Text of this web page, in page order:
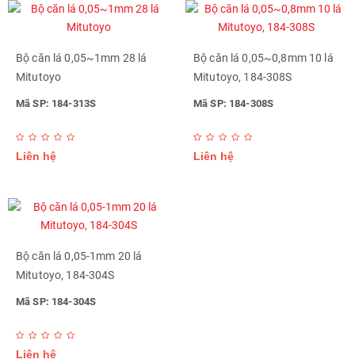
Bộ căn lá 0,05~1mm 28 lá
Mitutoyo
Mã SP: 184-313S
Liên hệ
Bộ căn lá 0,05~0,8mm 10 lá
Mitutoyo, 184-308S
Mã SP: 184-308S
Liên hệ
Bộ căn lá 0,05-1mm 20 lá
Mitutoyo, 184-304S
Mã SP: 184-304S
Liên hệ